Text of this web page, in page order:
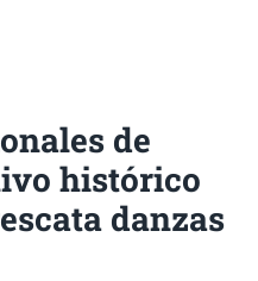
de
histórico
danzas